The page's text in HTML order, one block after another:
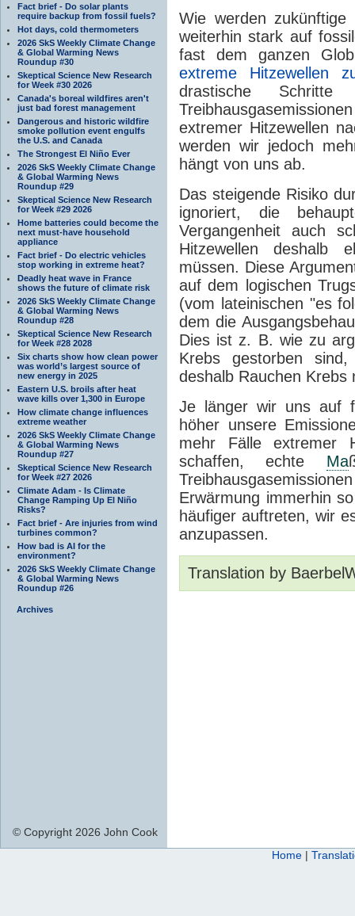
Fact brief - Do solar plants
require backup from fossil fuels?
Hot days, cold thermometers
2026 SkS Weekly Climate Change
& Global Warming News
Roundup #30
Skeptical Science New Research
for Week #30 2026
Canada's boreal wildfires aren't
just bad forest management
Dangerous and historic wildfire
smoke pollution event engulfs
the U.S. and Canada
The Strongest El Niño Ever
2026 SkS Weekly Climate Change
& Global Warming News
Roundup #29
Skeptical Science New Research
for Week #29 2026
Home batteries could become the
next must-have household
appliance
Fact brief - Do electric vehicles
stop working in extreme heat?
Deadly heat wave in France
shows the future of climate risk
2026 SkS Weekly Climate Change
& Global Warming News
Roundup #28
Skeptical Science New Research
for Week #28 2028
Six charts show how clean power
was world’s largest source of
new energy in 2025
Eastern U.S. broils after heat
wave kills over 1,300 in Europe
How climate change influences
extreme weather
2026 SkS Weekly Climate Change
& Global Warming News
Roundup #27
Skeptical Science New Research
for Week #27 2026
Climate Adam - Is Climate
Change Ramping Up El Niño
Risks?
Fact brief - Are injuries from wind
turbines common?
How bad is AI for the
environment?
2026 SkS Weekly Climate Change
& Global Warming News
Roundup #26
Archives
Wie werden
weiterhin stark auf
fast dem ganzen
extreme Hitzewellen
drastische Schritte
extremer Hitzewellen
werden wir jedoch
hängt von uns ab.
Das steigende Risiko
ignoriert, die
Vergangenheit auch
Hitzewellen deshalb
müssen. Diese
auf dem logischen
(vom lateinischen "es
dem die
Dies ist z. B. wie zu
Krebs gestorben
deshalb Rauchen Krebs
Je länger wir uns auf
höher unsere
mehr Fälle extremer
schaffen, echte Ma
Erwärmung immerhin
häufiger auftreten, wir
anzupassen.
Translation by
© Copyright 2026 John Cook
Home |